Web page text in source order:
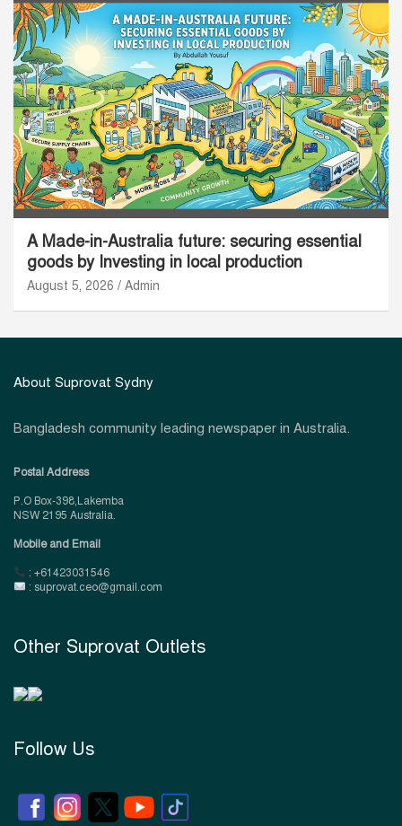
A Made-in-Australia future: securing essential
goods by Investing in local production
August 5, 2026 Admin
About Suprovat Sydny
Bangladesh community leading newspaper in Australia.
Postal Address
P.O Box-398,Lakemba
NSW 2195 Australia.
Mobile and Email
: +61423031546
: suprovat.ceo@gmail.com
Other Suprovat Outlets
Follow Us